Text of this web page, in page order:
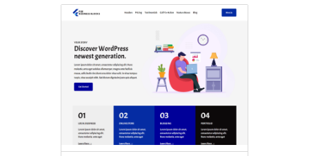
Διακοπές